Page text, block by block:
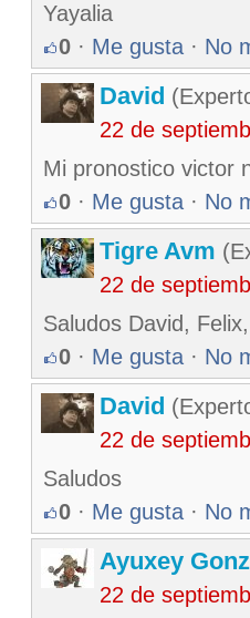
Yayalia
0 · Me gusta · No
David
22 de
Mi pronostico victor
0 · Me gusta · No
Tigre Avm
22 de
Saludos David,
0 · Me gusta · No
David
22 de
Saludos
0 · Me gusta · No
Ayuxey
22 de